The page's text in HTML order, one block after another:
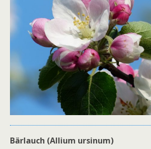
Bärlauch (Allium ursinum)